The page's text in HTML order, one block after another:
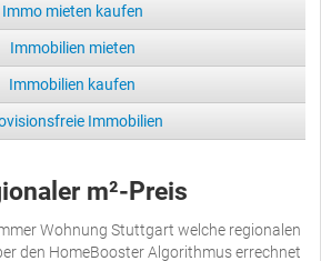
Immo mieten kaufen
Immobilien mieten
Immobilien kaufen
Immobilien
m²-Preis
Wohnung Stuttgart welche regionalen
den HomeBooster Algorithmus errechnet